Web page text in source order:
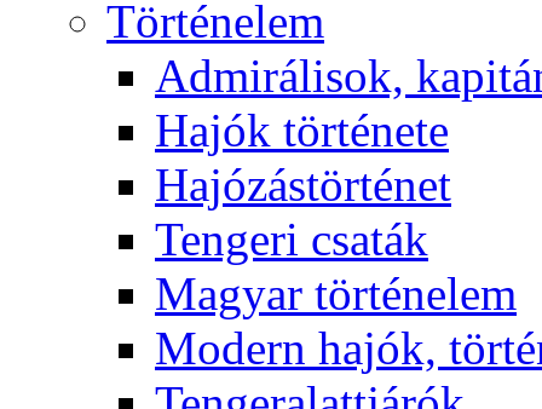
Történelem
Admirálisok,
Hajók története
Hajózástörténet
Tengeri csaták
Magyar történelem
Modern hajók,